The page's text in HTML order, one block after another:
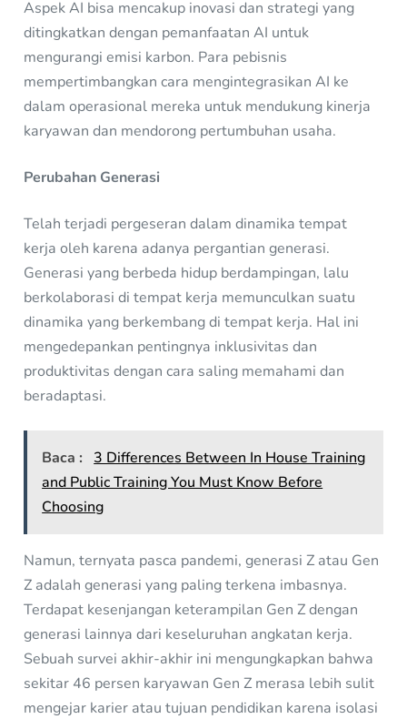
Aspek AI bisa mencakup inovasi dan strategi yang
ditingkatkan dengan pemanfaatan AI untuk
mengurangi emisi karbon. Para pebisnis
mempertimbangkan cara mengintegrasikan AI ke
dalam operasional mereka untuk mendukung kinerja
karyawan dan mendorong pertumbuhan usaha.
Perubahan Generasi
Telah terjadi pergeseran dalam dinamika tempat
kerja oleh karena adanya pergantian generasi.
Generasi yang berbeda hidup berdampingan, lalu
berkolaborasi di tempat kerja memunculkan suatu
dinamika yang berkembang di tempat kerja. Hal ini
mengedepankan pentingnya inklusivitas dan
produktivitas dengan cara saling memahami dan
beradaptasi.
Baca :
3 Differences Between In House Training
and Public Training You Must Know Before
Choosing
Namun, ternyata pasca pandemi, generasi Z atau Gen
Z adalah generasi yang paling terkena imbasnya.
Terdapat kesenjangan keterampilan Gen Z dengan
generasi lainnya dari keseluruhan angkatan kerja.
Sebuah survei akhir-akhir ini mengungkapkan bahwa
sekitar 46 persen karyawan Gen Z merasa lebih sulit
mengejar karier atau tujuan pendidikan karena isolasi